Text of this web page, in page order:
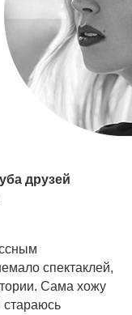
друзей
спектаклей,
Сама хожу
стараюсь